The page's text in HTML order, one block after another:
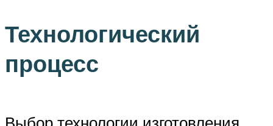
Технологический
процесс